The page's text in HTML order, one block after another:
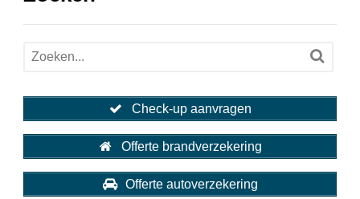
Check-up aanvragen
Offerte brandverzekering
Offerte autoverzekering